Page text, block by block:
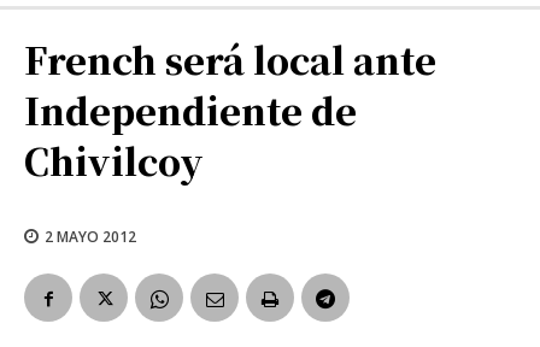
French será local ante
Independiente de
Chivilcoy
2 MAYO 2012